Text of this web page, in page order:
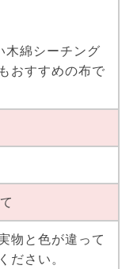
木綿シーチング
おすすめの布で
物と色が違って
ださい。